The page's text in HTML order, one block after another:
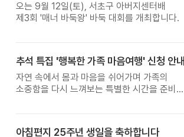
오는 9월 12일(토), 서초구 아버지센터배
제3회 '매너 바둑왕' 바둑 대회를 개최합니다.
추석 특집 '행복한 가족 마음여행' 신청 안내
자연 속에서 몸과 마음을 쉬어가며 가족의
소중함을 다시 느껴보는 특별한 시간을 준비해
아침편지 25주년 생일을 축하합니다